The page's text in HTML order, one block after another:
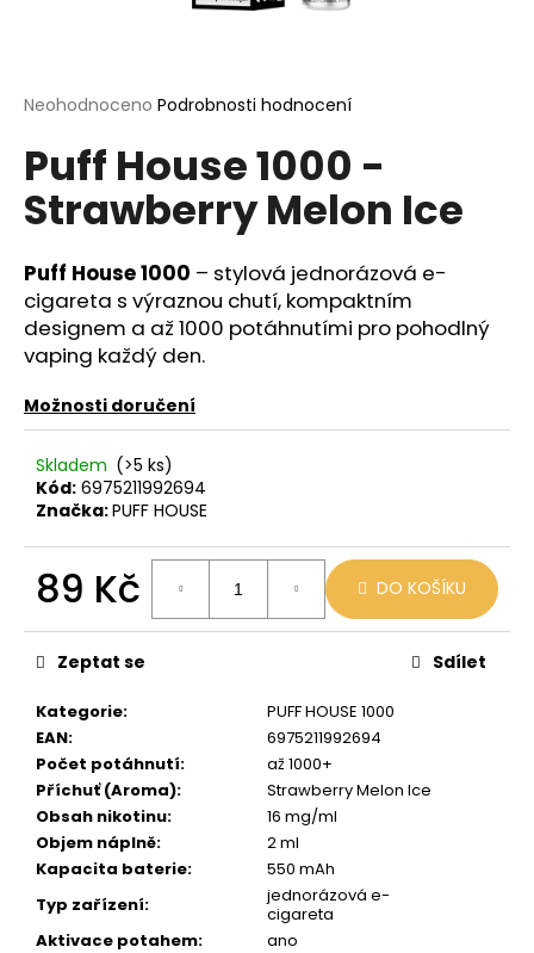
Průměrné
produktu
je
0,0
z
hvězdiček.
Neohodnoceno Podrobnosti hodnocení
Puff House 1000 -
Strawberry Melon Ice
Puff House 1000 – stylová jednorázová e-
cigareta s výraznou chutí, kompaktním
designem a až 1000 potáhnutími pro pohodlný
vaping každý den.
Možnosti doručení
Skladem (>5 ks)
Kód: 6975211992694
Značka:PUFF HOUSE
89 Kč
cena:
DO KOŠÍKU
Kategorie:
PUFF HOUSE 1000
EAN:
6975211992694
Počet potáhnutí:
až 1000+
Příchuť (Aroma):
Strawberry Melon Ice
Obsah nikotinu:
16 mg/ml
Objem náplně:
2 ml
Kapacita baterie:
550 mAh
Typ zařízení:
jednorázová e-
cigareta
Aktivace potahem: ano
Zeptat se Sdílet
í
t
?
HLEDAT
o
p
o
u
č
m
e
LIO
POD
SUMMER
MIX
59
Kč
Původně:
99
Kč